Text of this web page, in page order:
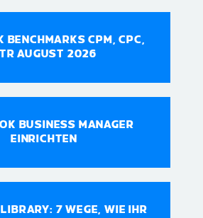
BENCHMARKS CPM, CPC,
AUGUST 2026
BUSINESS MANAGER
EINRICHTEN
7 WEGE, WIE IHR